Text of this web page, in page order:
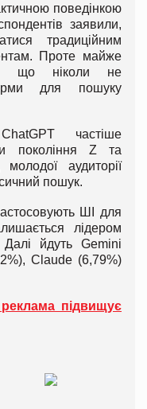
поведінкою
заявили,
традиційним
Проте майже
що ніколи не
для пошуку
частіше
покоління Z та
аудиторії
пошук.
ШІ для
лідером
йдуть Gemini
Claude (6,79%)
реклама підвищує